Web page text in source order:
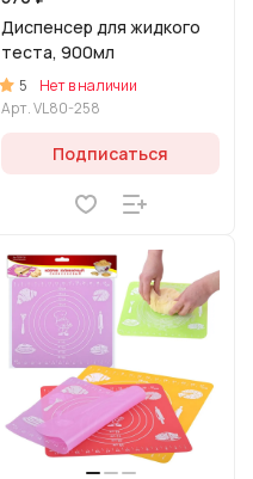
Диспенсер для жидкого
теста, 900мл
5
Нет в наличии
Арт.VL80-258
Подписаться